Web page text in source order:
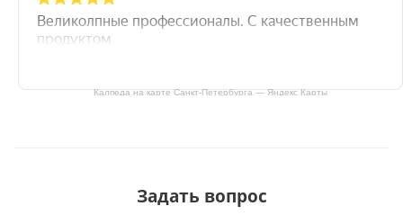
Калпеда на карте Санкт‑Петербурга — Яндекс Карты
Задать вопрос